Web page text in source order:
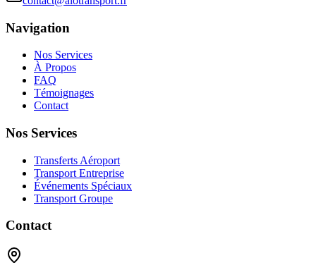
Navigation
Nos Services
À Propos
FAQ
Témoignages
Contact
Nos Services
Transferts Aéroport
Transport Entreprise
Événements Spéciaux
Transport Groupe
Contact